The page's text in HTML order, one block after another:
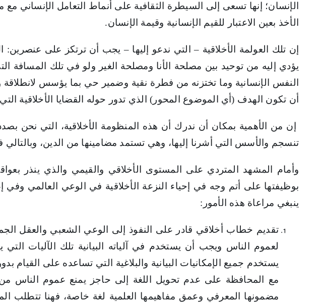
الإنسان؛ إنها تسعى إلى السيطرة الثقافية على أنماط التعامل الإنساني
الأخذ بعين الاعتبار للقيم الإنسانية وقيمة الإنسان.
إن تلك العولمة الأخلاقية – التي ندعو إليها – يجب أن ترتكز على عنصرين:
يؤدي إليه من توحيد بين مصلحة الأنا ومصلحة الغير ولو في تلك المسافة
النفس الإنسانية وما تختزنه من فطرة نقية وضمير حي بما يؤسس
أن تكون الهدف (أي الموضوع المحور) الذي تدور حوله القضايا الأخلاقية
إن من الأهمية بمكان أن ندرك أن هذه المنظومة الأخلاقية، التي نحن
تنسجم والأسس التي أشرنا إليها، وهي تستمد مضامينها من الدين، وبالتالي
وأمام المشهد المتردي على المستوى الأخلاقي والقيمي والذي ينذر
بوظيفتها على أتم وجه في إحياء النزعة الأخلاقية في الوعي العالمي وفي
ينبغي مراعاة هذه الأمور:
تقديم خطاب أخلاقي قادر على النفوذ إلى الوعي الشعبي والعقل
لعموم الناس ويجب أن يستخدم في آلياته البيانية تلك الآليات
يستخدم جميع الإمكانيات البيانية والبلاغية التي تساعده على
مع المحافظة على عدم تحويل اللغة إلى حاجز يمنع عموم الناس من
مضمونها المعرفي وعمق مفاهيمها العلمية لغة خاصة، فهنا تتطلب